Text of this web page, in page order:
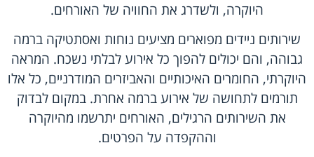
היוקרה, ולשדרג את החוויה של האורחים.
שירותים ניידים מפוארים מציעים נוחות ואסתטיקה ברמה
גבוהה, והם יכולים להפוך כל אירוע לבלתי נשכח. המראה
היוקרתי, החומרים האיכותיים והאביזרים המודרניים, כל אלו
תורמים לתחושה של אירוע ברמה אחרת. במקום לבדוק
את השירותים הרגילים, האורחים יתרשמו מהיוקרה
וההקפדה על הפרטים.